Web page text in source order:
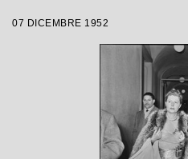
regia di Carl Ebert
07 DICEMBRE 1952